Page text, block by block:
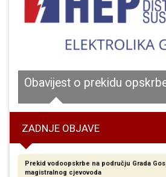
ZADNJE OBJAVE
Prekid vodoopskrbe na području Grada
magistralnog cjevovoda